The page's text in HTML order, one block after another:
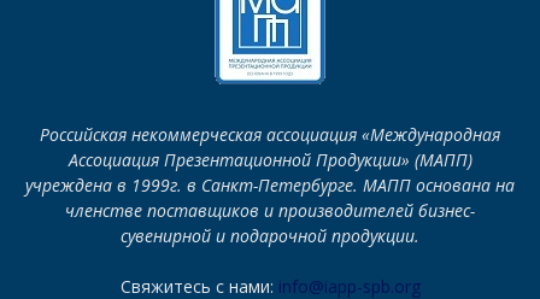
Российская некоммерческая ассоциация «Международная
Ассоциация Презентационной Продукции» (МАПП)
учреждена в 1999г. в Санкт-Петербурге. МАПП основана на
членстве поставщиков и производителей бизнес-
сувенирной и подарочной продукции.
Свяжитесь с нами: info@iapp-spb.org